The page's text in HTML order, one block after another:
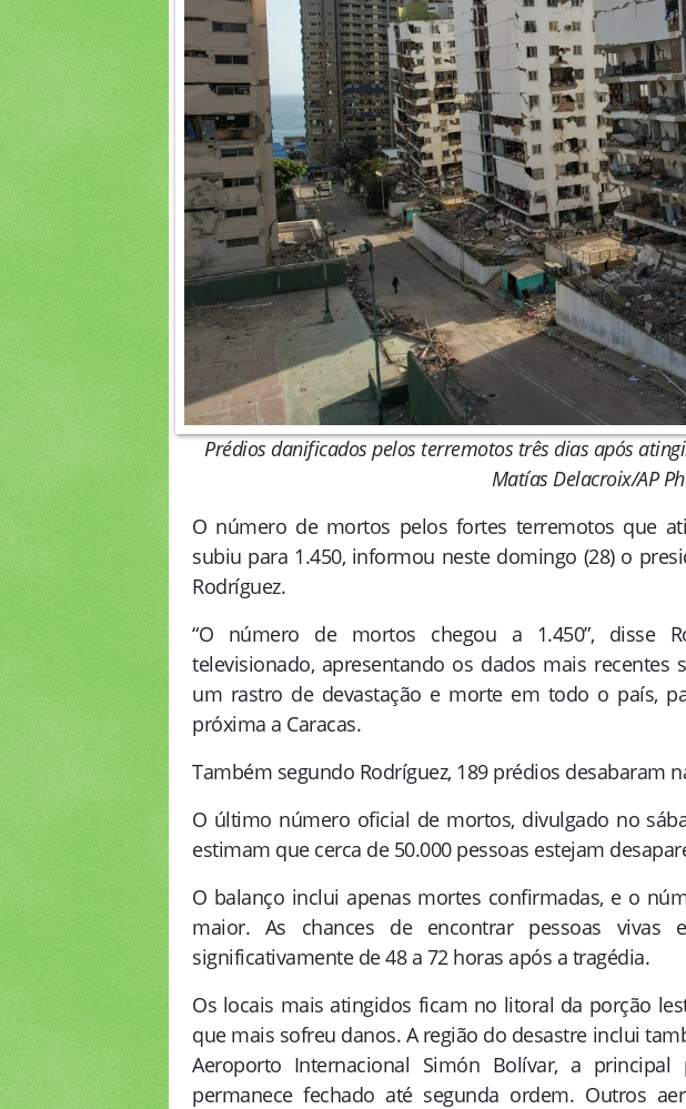
Prédios danificados pelos terremotos três dias após
Matías Delacroix/AP
O número de mortos pelos fortes terremotos que
subiu para 1.450, informou neste domingo (28) o
Rodríguez.
“O número de mortos chegou a 1.450”, disse
televisionado, apresentando os dados mais
um rastro de devastação e morte em todo o país,
próxima a Caracas.
Também segundo Rodríguez, 189 prédios desabaram
O último número oficial de mortos, divulgado no
estimam que cerca de 50.000 pessoas estejam
O balanço inclui apenas mortes confirmadas, e o
maior. As chances de encontrar pessoas vivas
significativamente de 48 a 72 horas após a tragédia.
Os locais mais atingidos ficam no litoral da porção
que mais sofreu danos. A região do desastre inclui
Aeroporto Internacional Simón Bolívar, a
permanece fechado até segunda ordem. Outros